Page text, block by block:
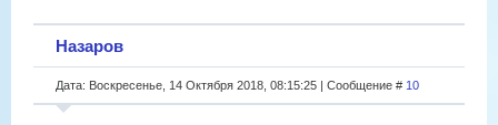
Назаров
Дата: Воскресенье, 14 Октября 2018, 08:15:25 | Сообщение # 10